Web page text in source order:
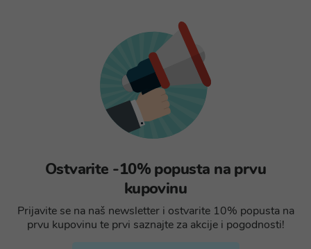
Ostvarite -10% popusta na prvu
kupovinu
Prijavite se na naš newsletter i ostvarite 10% popusta na
prvu kupovinu te prvi saznajte za akcije i pogodnosti!